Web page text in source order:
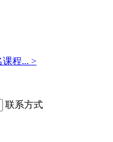
程... >
联系方式